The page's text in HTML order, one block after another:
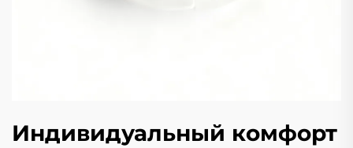
Индивидуальный комфорт